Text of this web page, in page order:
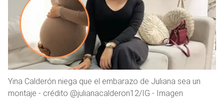
Yina Calderón niega que el embarazo de Juliana sea un
montaje - crédito @julianacalderon12/IG - Imagen